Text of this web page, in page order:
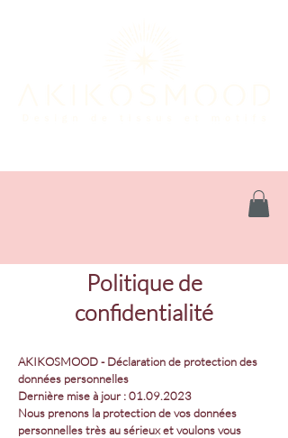
Politique de
confidentialité
AKIKOSMOOD - Déclaration de protection des
données personnelles
Dernière mise à jour :01.09.2023
Nous prenons la protection de vos données
personnelles très au sérieux et voulons vous